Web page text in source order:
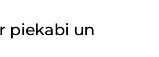
piekabi un